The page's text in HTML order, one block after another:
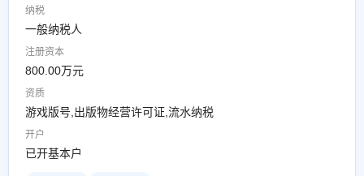
纳税
一般纳税人
注册资本
800.00万元
资质
游戏版号,出版物经营许可证,流水纳税
开户
已开基本户